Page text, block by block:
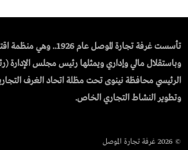
تأسست غرفة تجارة الموصل
وباستقلال مالي وإداري ويمثلها رئيس مجلس الإدارة
الرئيسي محافظة نينوى تحت مظلة اتحاد الغرف
وتطوير النشاط التجاري الخاص.
© 2026 غرفة تجارة الموصل